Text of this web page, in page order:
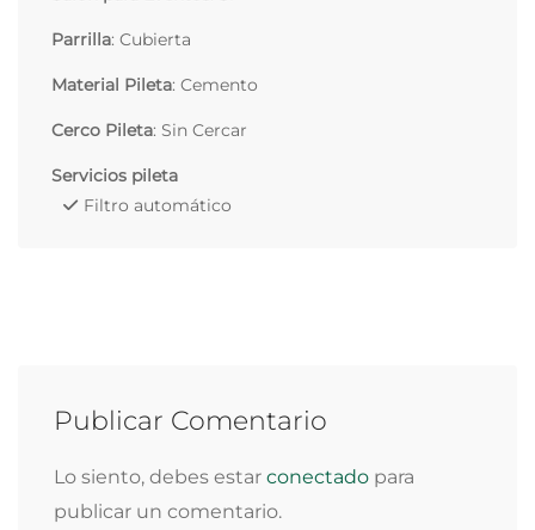
Parrilla: Cubierta
Material Pileta: Cemento
Cerco Pileta: Sin Cercar
Servicios pileta
Filtro automático
Publicar Comentario
Lo siento, debes estar conectado para
publicar un comentario.